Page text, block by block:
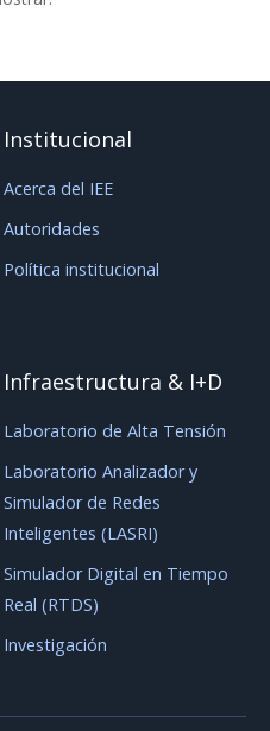
Institucional
Acerca del IEE
Autoridades
Política institucional
Infraestructura & I+D
Laboratorio de Alta Tensión
Laboratorio Analizador y
Simulador de Redes
Inteligentes (LASRI)
Simulador Digital en Tiempo
Real (RTDS)
Investigación